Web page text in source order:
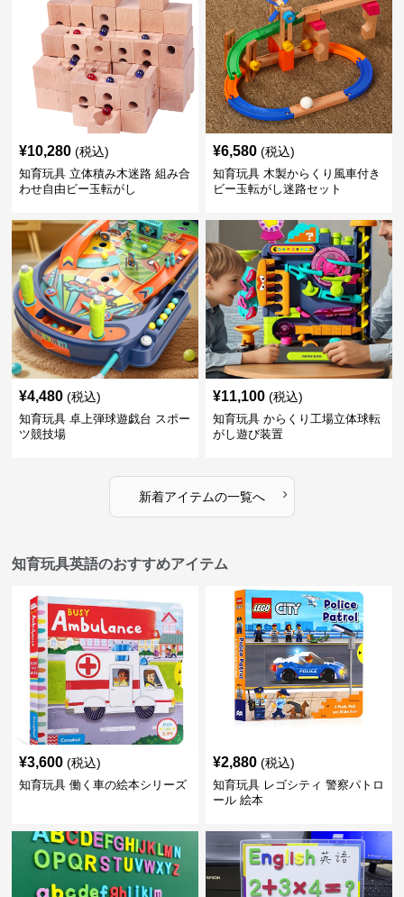
¥10,280 (税込)
知育玩具 立体積み木迷路 組み合
わせ自由ビー玉転がし
¥6,580 (税込)
知育玩具 木製からくり風車付き
ビー玉転がし迷路セット
¥4,480 (税込)
知育玩具 卓上弾球遊戯台 スポー
ツ競技場
¥11,100 (税込)
知育玩具 からくり工場立体球転
がし遊び装置
新着アイテムの一覧へ ›
知育玩具英語のおすすめアイテム
¥3,600 (税込)
知育玩具 働く車の絵本シリーズ
¥2,880 (税込)
知育玩具 レゴシティ 警察パトロ
ール 絵本